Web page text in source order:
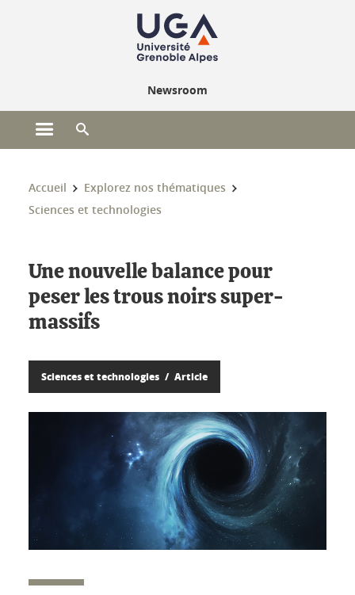
Newsroom
Ouvrir le menu principal
Vous êtes ici :
Accueil
Explorez nos thématiques
Sciences et technologies
Une nouvelle balance pour
peser les trous noirs super-
massifs
Sciences et technologies Article